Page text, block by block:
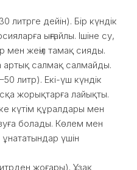
литрге дейін). Бір күндік
ыңғайлы. Ішіне су,
мен жеңіл тамақ сияды.
артық салмақ салмайды.
литр). Екі-үш күндік
жорықтарға лайықты.
күтім құралдары мен
болады. Көлем мен
ұнататындар үшін
жоғары). Ұзақ